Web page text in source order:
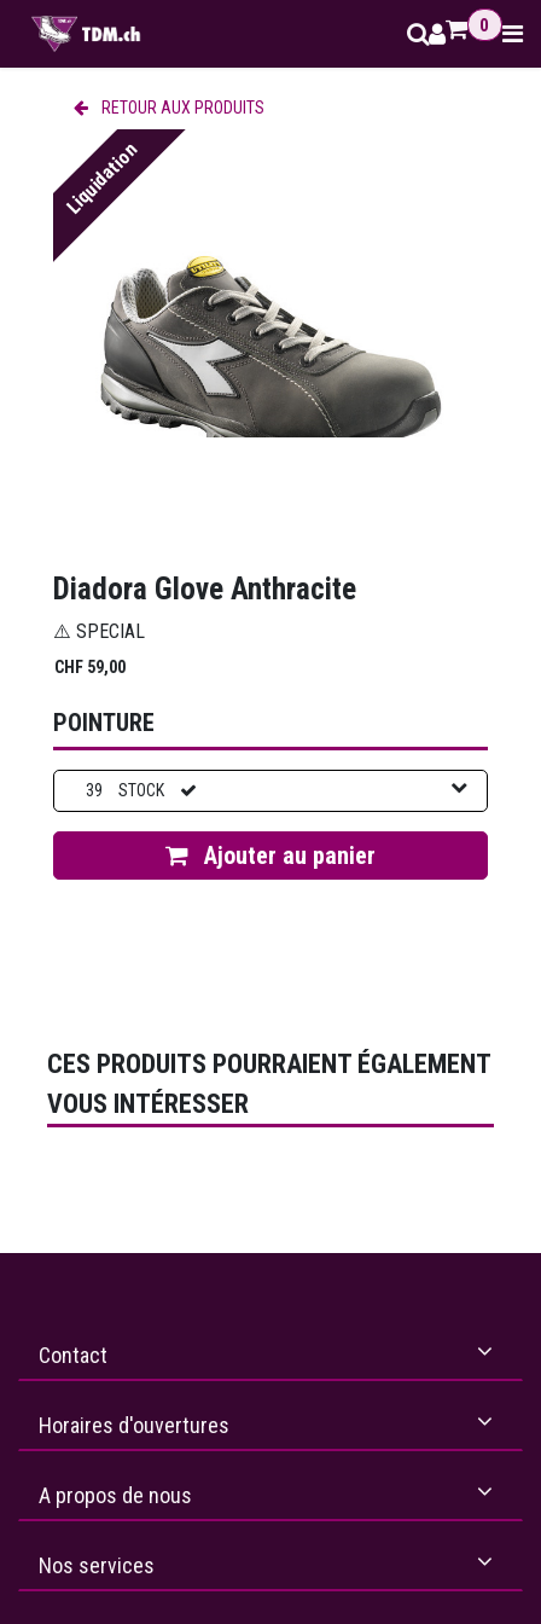
0
RETOUR AUX PRODUITS
Liquidation
Diadora Glove Anthracite
⚠️ SPECIAL
CHF 59,00
POINTURE
39 STOCK
Ajouter au panier
CES PRODUITS POURRAIENT ÉGALEMENT
VOUS INTÉRESSER
Contact
Horaires d'ouvertures
A propos de nous
Nos services